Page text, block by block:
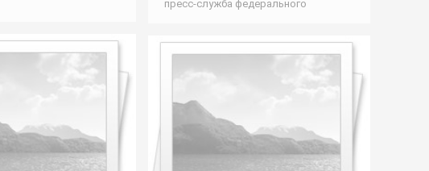
пресс-служба федерального